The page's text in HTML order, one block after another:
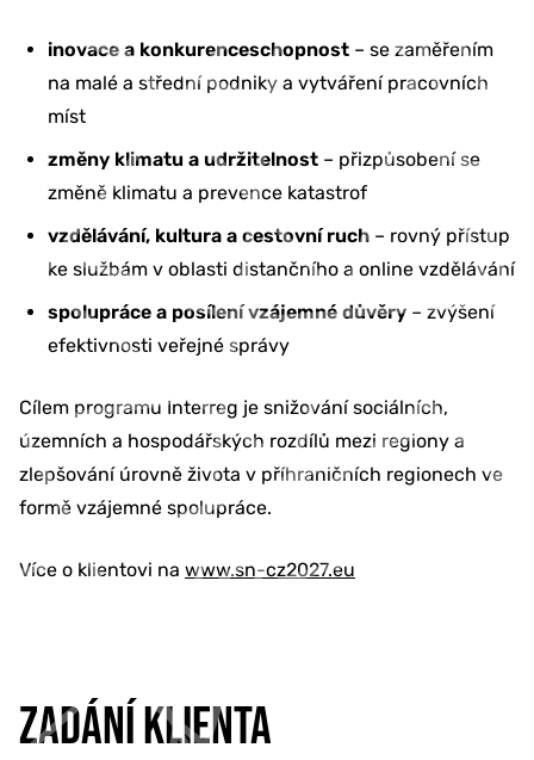
inovace a konkurenceschopnost – se zaměřením
na malé a střední podniky a vytváření pracovních
míst
změny klimatu a udržitelnost – přizpůsobení se
změně klimatu a prevence katastrof
vzdělávání, kultura a cestovní ruch – rovný přístup
ke službám v oblasti distančního a online vzdělávání
spolupráce a posílení vzájemné důvěry – zvýšení
efektivnosti veřejné správy
Cílem programu Interreg je snižování sociálních,
územních a hospodářských rozdílů mezi regiony a
zlepšování úrovně života v příhraničních regionech ve
formě vzájemné spolupráce.
Více o klientovi na www.sn-cz2027.eu
ZADÁNÍ KLIENTA